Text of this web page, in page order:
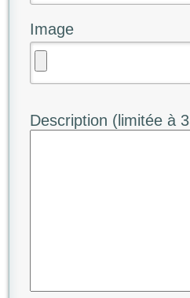
Image
Description (limitée à